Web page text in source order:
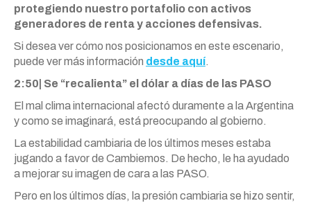
protegiendo nuestro portafolio con activos
generadores de renta y acciones defensivas.
Si desea ver cómo nos posicionamos en este escenario,
puede ver más información desde aquí.
2:50| Se “recalienta” el dólar a días de las PASO
El mal clima internacional afectó duramente a la Argentina
y como se imaginará, está preocupando al gobierno.
La estabilidad cambiaria de los últimos meses estaba
jugando a favor de Cambiemos. De hecho, le ha ayudado
a mejorar su imagen de cara a las PASO.
Pero en los últimos días, la presión cambiaria se hizo sentir,